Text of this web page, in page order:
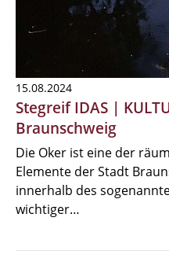
15.08.2024
Stegreif IDAS |
Braunschweig
Die Oker ist eine der
Elemente der Stadt
innerhalb des
wichtiger…